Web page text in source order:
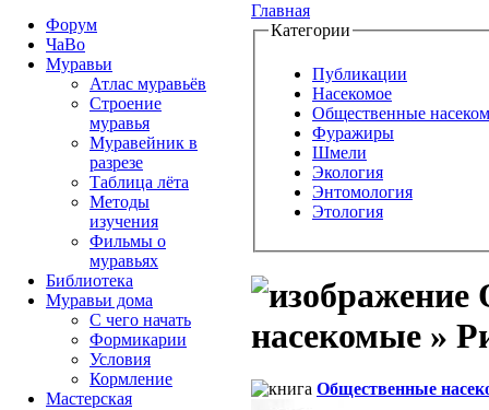
Главная
Категории
Публикации
Насекомое
Общественные
Фуражиры
Шмели
Экология
Энтомология
Этология
насекомые »
Общественные
Форум
ЧаВо
Муравьи
Атлас муравьёв
Строение
муравья
Муравейник в
разрезе
Таблица лёта
Методы
изучения
Фильмы о
муравьях
Библиотека
Муравьи дома
С чего начать
Формикарии
Условия
Кормление
Мастерская